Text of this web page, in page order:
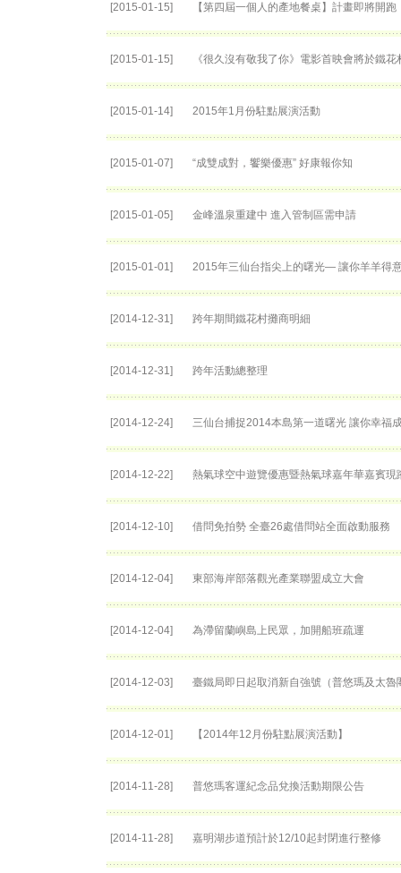
[2015-01-15] 【第四屆一個人的產地餐桌】計畫即將開跑
[2015-01-15] 《很久沒有敬我了你》電影首映會將於鐵花
[2015-01-14] 2015年1月份駐點展演活動
[2015-01-07] “成雙成對，饗樂優惠” 好康報你知
[2015-01-05] 金峰溫泉重建中 進入管制區需申請
[2015-01-01] 2015年三仙台指尖上的曙光— 讓你羊羊得
[2014-12-31] 跨年期間鐵花村攤商明細
[2014-12-31] 跨年活動總整理
[2014-12-24] 三仙台捕捉2014本島第一道曙光 讓你幸福
[2014-12-22] 熱氣球空中遊覽優惠暨熱氣球嘉年華嘉賓現
[2014-12-10] 借問免拍勢 全臺26處借問站全面啟動服務
[2014-12-04] 東部海岸部落觀光產業聯盟成立大會
[2014-12-04] 為滯留蘭嶼島上民眾，加開船班疏運
[2014-12-03] 臺鐵局即日起取消新自強號（普悠瑪及太
[2014-12-01] 【2014年12月份駐點展演活動】
[2014-11-28] 普悠瑪客運紀念品兌換活動期限公告
[2014-11-28] 嘉明湖步道預計於12/10起封閉進行整修